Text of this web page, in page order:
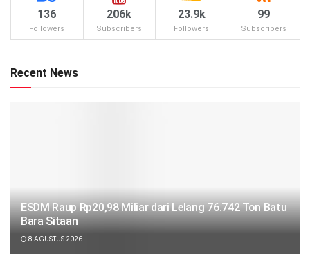
136
Followers
206k
Subscribers
23.9k
Followers
99
Subscribers
Recent News
ESDM Raup Rp20,98 Miliar dari Lelang 76.742 Ton Batu
Bara Sitaan
8 AGUSTUS 2026